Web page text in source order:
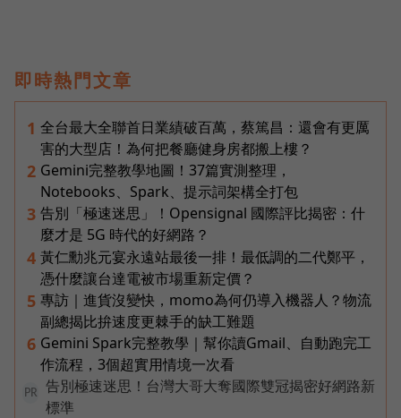
即時熱門文章
1 全台最大全聯首日業績破百萬，蔡篤昌：還會有更厲
害的大型店！為何把餐廳健身房都搬上樓？
2 Gemini完整教學地圖！37篇實測整理，
Notebooks、Spark、提示詞架構全打包
3 告別「極速迷思」！Opensignal 國際評比揭密：什
麼才是 5G 時代的好網路？
4 黃仁勳兆元宴永遠站最後一排！最低調的二代鄭平，
憑什麼讓台達電被市場重新定價？
5 專訪｜進貨沒變快，momo為何仍導入機器人？物流
副總揭比拚速度更棘手的缺工難題
6 Gemini Spark完整教學｜幫你讀Gmail、自動跑完工
作流程，3個超實用情境一次看
PR
告別極速迷思！台灣大哥大奪國際雙冠揭密好網路新
標準